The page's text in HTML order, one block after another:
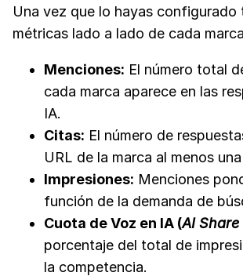
Una vez que lo hayas configurado
métricas lado a lado de cada
Menciones: El número total
cada marca aparece en las
IA.
Citas: El número de
URL de la marca al menos
Impresiones: Menciones
función de la demanda de
Cuota de Voz en IA (AI
porcentaje del total de
la competencia.